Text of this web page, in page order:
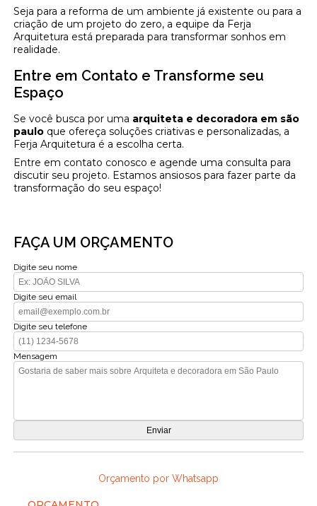
Seja para a reforma de um ambiente já existente ou para a
criação de um projeto do zero, a equipe da Ferja
Arquitetura está preparada para transformar sonhos em
realidade.
Entre em Contato e Transforme seu
Espaço
Se você busca por uma arquiteta e decoradora em são
paulo que ofereça soluções criativas e personalizadas, a
Ferja Arquitetura é a escolha certa.
Entre em contato conosco e agende uma consulta para
discutir seu projeto. Estamos ansiosos para fazer parte da
transformação do seu espaço!
FAÇA UM ORÇAMENTO
Digite seu nome
Digite seu email
Digite seu telefone
Mensagem
Orçamento por Whatsapp